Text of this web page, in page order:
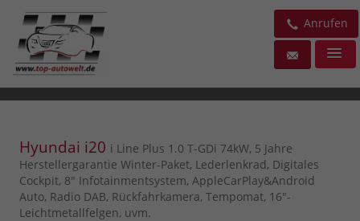
Anrufen
Hyundai i20 i Line Plus 1.0 T-GDi 74kW, 5 Jahre
Herstellergarantie Winter-Paket, Lederlenkrad, Digitales
Cockpit, 8" Infotainmentsystem, AppleCarPlay&Android
Auto, Radio DAB, Rückfahrkamera, Tempomat, 16"-
Leichtmetallfelgen, uvm.